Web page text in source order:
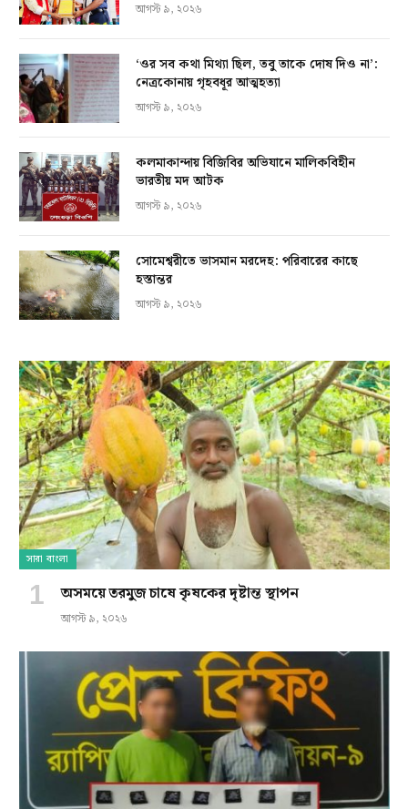
আগস্ট ৯, ২০২৬
‘ওর সব কথা মিথ্যা ছিল, তবু তাকে দোষ দিও না’:
নেত্রকোনায় গৃহবধূর আত্মহত্যা
আগস্ট ৯, ২০২৬
কলমাকান্দায় বিজিবির অভিযানে মালিকবিহীন
ভারতীয় মদ আটক
আগস্ট ৯, ২০২৬
সোমেশ্বরীতে ভাসমান মরদেহ: পরিবারের কাছে
হস্তান্তর
আগস্ট ৯, ২০২৬
সারা বাংলা
অসময়ে তরমুজ চাষে কৃষকের দৃষ্টান্ত স্থাপন
আগস্ট ৯, ২০২৬